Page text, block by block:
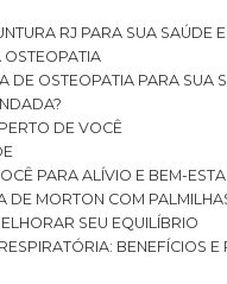
RJ PARA SUA SAÚDE
OSTEOPATIA
DE OSTEOPATIA PARA SUA
DE VOCÊ
PARA ALÍVIO E BEM-
DE MORTON COM
SEU EQUILÍBRIO
BENEFÍCIOS E